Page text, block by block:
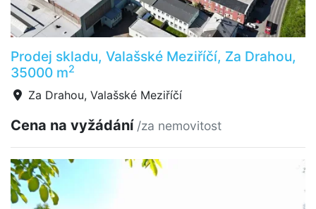
Prodej skladu, Valašské Meziříčí, Za Drahou,
35000 m2
Za Drahou, Valašské Meziříčí
Cena na vyžádání /za nemovitost